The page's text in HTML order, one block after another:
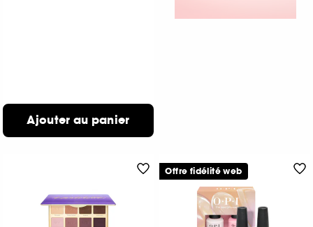
Ajouter au panier
Offre fidélité web